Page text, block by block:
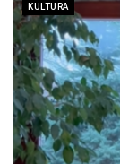
KULTURA